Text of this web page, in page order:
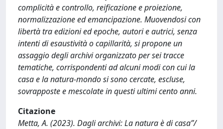
complicità e controllo, reificazione e proiezione,
normalizzazione ed emancipazione. Muovendosi con
libertà tra edizioni ed epoche, autori e autrici, senza
intenti di esaustività o capillarità, si propone un
assaggio degli archivi organizzato per sei tracce
tematiche, corrispondenti ad alcuni modi con cui la
casa e la natura-mondo si sono cercate, escluse,
sovrapposte e mescolate in questi ultimi cento anni.
Citazione
Metta, A. (2023). Dagli archivi: La natura è di casa”/